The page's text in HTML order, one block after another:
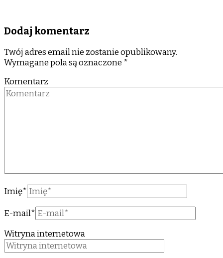
Dodaj komentarz
Twój adres email nie zostanie opublikowany.
Wymagane pola są oznaczone *
Komentarz
Imię*
E-mail*
Witryna internetowa